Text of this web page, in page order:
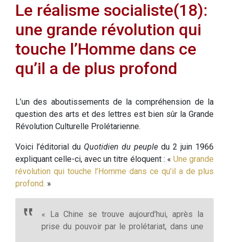
Le réalisme socialiste(18):
une grande révolution qui
touche l’Homme dans ce
qu’il a de plus profond
L’un des aboutissements de la compréhension de la
question des arts et des lettres est bien sûr la Grande
Révolution Culturelle Prolétarienne.
Voici l’éditorial du Quotidien du peuple du 2 juin 1966
expliquant celle-ci, avec un titre éloquent : « Une grande
révolution qui touche l’Homme dans ce qu’il a de plus
profond. »
« La Chine se trouve aujourd’hui, après la
prise du pouvoir par le prolétariat, dans une